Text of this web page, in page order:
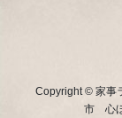
Copyright © 家事
市 心